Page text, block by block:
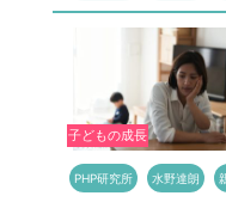
子どもの成長
PHP研究所 水野達朗